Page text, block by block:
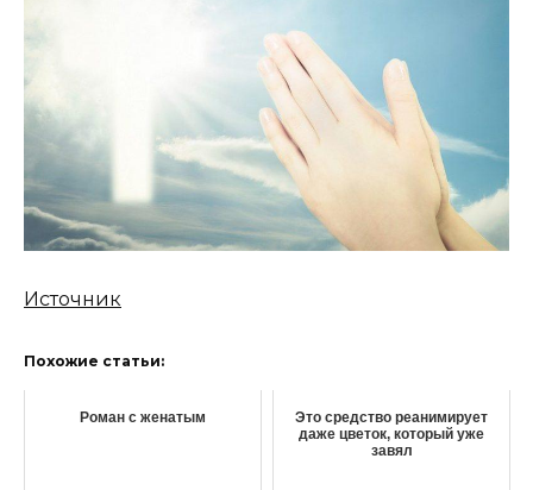
Источник
Похожие статьи:
Роман с женатым
Это средство реанимирует
даже цветок, который уже
завял